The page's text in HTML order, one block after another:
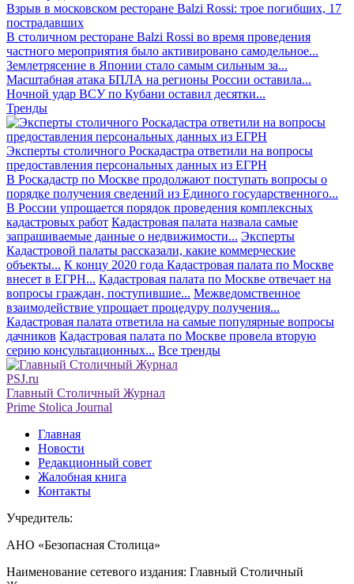
Взрыв в московском ресторане Balzi Rossi: трое погибших, 17
пострадавших
В столичном ресторане Balzi Rossi во время проведения
частного мероприятия было активировано самодельное...
Землетрясение в Японии стало самым сильным за...
Масштабная атака БПЛА на регионы России оставила...
Ночной удар ВСУ по Кубани оставил десятки...
Тренды
Эксперты столичного Роскадастра ответили на вопросы
предоставления персональных данных из ЕГРН
В Роскадастр по Москве продолжают поступать вопросы о
порядке получения сведений из Единого государственного...
В России упрощается порядок проведения комплексных
кадастровых работ Кадастровая палата назвала самые
запрашиваемые данные о недвижимости... Эксперты
Кадастровой палаты рассказали, какие коммерческие
объекты... К концу 2020 года Кадастровая палата по Москве
внесет в ЕГРН... Кадастровая палата по Москве отвечает на
вопросы граждан, поступившие... Межведомственное
взаимодействие упрощает процедуру получения...
Кадастровая палата ответила на самые популярные вопросы
дачников Кадастровая палата по Москве провела вторую
серию консультационных... Все тренды
PSJ.ru
Главный Столичный Журнал
Prime Stolica Journal
Главная
Новости
Редакционный совет
Жалобная книга
Контакты
Учредитель:
АНО «Безопасная Столица»
Наименование сетевого издания: Главный Столичный